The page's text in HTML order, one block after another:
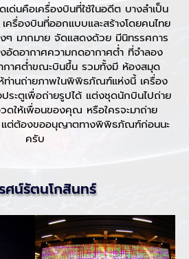
ด่นคือเครื่องบินที่ใช้ในอดีต บางลำเป็น
เครื่องบินที่ออกแบบและสร้างโดยคนไทย
ๆ มากมาย จัดแสดงด้วย มีนิทรรศการ
อัดอากาศความกดอากาศต่ำ ที่จำลอง
กาศต่ำขณะบินขึ้น รวมทั้งมี ห้องสมุด
ท่านถ่ายภาพในพิพิธภัณฑ์แห่งนี้ เครื่อง
ประตูเพื่อถ่ายรูปได้ แต่งชุดนักบินไปถ่าย
ดให้เพื่อนของคุณ หรือใครจะมาถ่าย
ต่ต้องขออนุญาตทางพิพิธภัณฑ์ก่อนนะ
ครับ
ศน์รัตนโกสินทร์